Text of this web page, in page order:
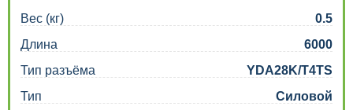
Вес (кг)
0.5
Длина
6000
Тип разъёма
YDA28K/T4TS
Тип
Силовой